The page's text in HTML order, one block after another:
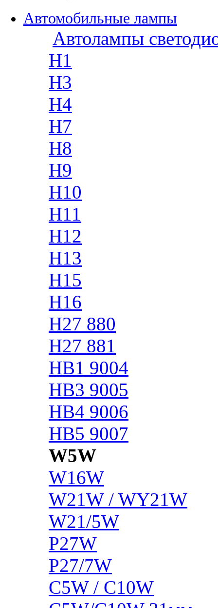
Автомобильные лампы
Автолампы
H1
H3
H4
H7
H8
H9
H10
H11
H12
H13
H15
H16
H27 880
H27 881
HB1 9004
HB3 9005
HB4 9006
HB5 9007
W5W
W16W
W21W / WY21W
W21/5W
P27W
P27/7W
C5W / C10W